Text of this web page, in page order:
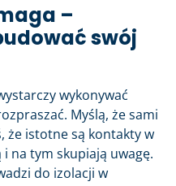
–
swój
wykonywać
Myślą, że sami
że istotne są kontakty w
na tym skupiają uwagę.
do izolacji w